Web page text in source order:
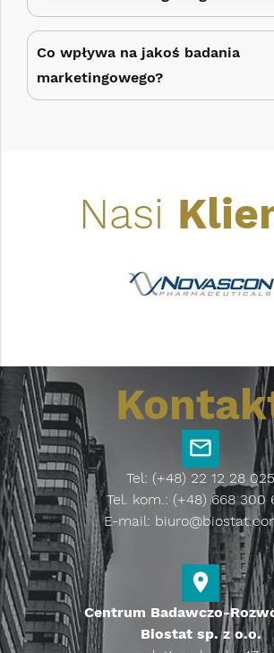
Co wpływa na jakoś badania
marketingowego?
Nasi
Tel: (+48) 22 12 28 025
Tel. kom.: (+48) 668 300
E-mail:
Centrum Badawczo-
Biostat sp. z o.o.